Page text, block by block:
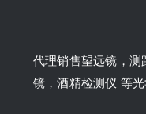
代理销售望远镜，测
镜，酒精检测仪 等光